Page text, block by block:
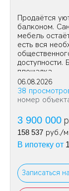
Продаётся
балконом.
мебель
есть вся
доступности.
площадка.
06.08.2026
38
номер
3 900 000
158 537 руб./м
В ипотеку от
Записаться